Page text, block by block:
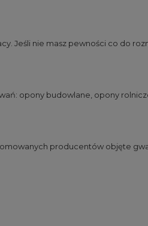
Jeśli nie masz pewności co do
opony budowlane opony
producentów objęte